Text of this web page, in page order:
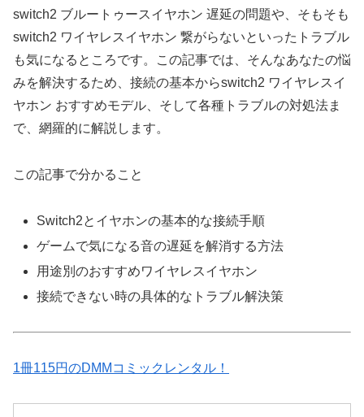
switch2 ブルートゥースイヤホン 遅延の問題や、そもそも
switch2 ワイヤレスイヤホン 繋がらないといったトラブル
も気になるところです。この記事では、そんなあなたの悩
みを解決するため、接続の基本からswitch2 ワイヤレスイ
ヤホン おすすめモデル、そして各種トラブルの対処法ま
で、網羅的に解説します。
この記事で分かること
Switch2とイヤホンの基本的な接続手順
ゲームで気になる音の遅延を解消する方法
用途別のおすすめワイヤレスイヤホン
接続できない時の具体的なトラブル解決策
1冊115円のDMMコミックレンタル！